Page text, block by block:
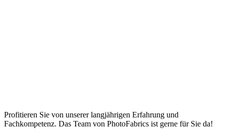
Profitieren Sie von unserer langjährigen Erfahrung und
Fachkompetenz. Das Team von PhotoFabrics ist gerne für Sie da!